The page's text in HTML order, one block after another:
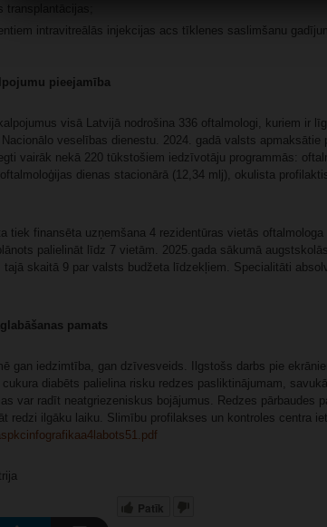
transplantācijas;
intravitreālās injekcijas acs tīklenes saslimšanu
pieejamība
visā Latvijā nodrošina 336 oftalmologi, kuriem ir
veselības dienestu. 2024. gadā valsts apmaksātie
vairāk nekā 220 tūkstošiem iedzīvotāju programmās:
dienas stacionārā (12,34 mlj), okulista
tiek finansēta uzņemšana 4 rezidentūras vietās
palielināt līdz 7 vietām. 2025.gada sākumā
tajā skaitā 9 par valsts budžeta līdzekļiem. Specialitāti
pamats
gan iedzimtība, gan dzīvesveids. Ilgstošs darbs pie
diabēts palielina risku redzes pasliktinājumam,
var radīt neatgriezeniskus bojājumus. Redzes pārbaudes
redzi ilgāku laiku. Slimību profilakses un kontroles centra
Patīk